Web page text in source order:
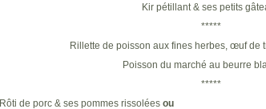
Kir pétillant & ses petits
*****
Rillette de poisson aux fines herbes, œuf de
Poisson du marché au beurre
*****
Rôti de porc & ses pommes rissolées ou